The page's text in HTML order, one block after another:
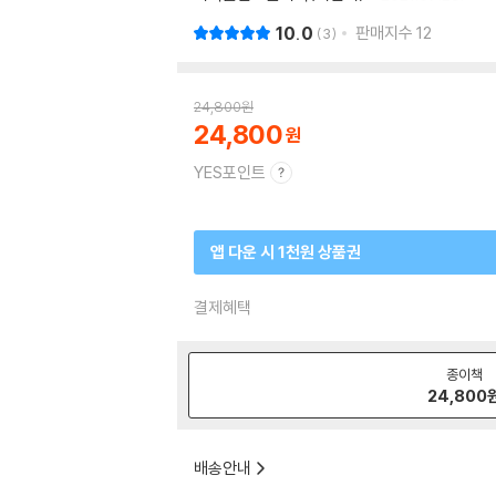
10.0 3 판매지수 12
24,800원
24,800
YES포인트
앱 다운 시 1천원 상품권
결제혜택
종이책
24,800
배송안내